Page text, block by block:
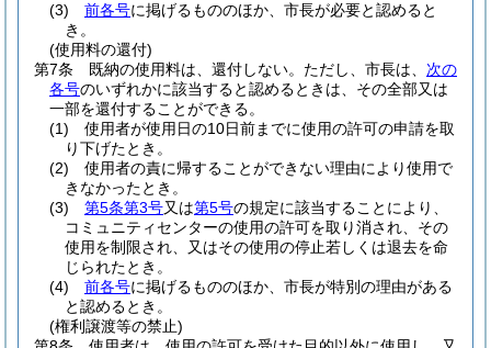
(3)
前各号に掲げるもののほか、市長が必要と認めると
き。
(使用料の還付)
第7条
既納の使用料は、還付しない。 ただし、市長は、 次の
各号のいずれかに該当すると認めるときは、その全部又は
一部を還付することができる。
(1)
使用者が使用日の10日前までに使用の許可の申請を取
り下げたとき。
(2)
使用者の責に帰することができない理由により使用で
きなかったとき。
(3)
第5条第3号又は第5号の規定に該当することにより、
コミュニティセンターの使用の許可を取り消され、その
使用を制限され、又はその使用の停止若しくは退去を命
じられたとき。
(4)
前各号に掲げるもののほか、市長が特別の理由がある
と認めるとき。
(権利譲渡等の禁止)